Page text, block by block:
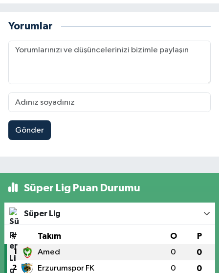
Yorumlar
Gönder
Süper Lig Puan Durumu
Süper Lig
# Takım O P
1 Amed 0 0
2 Erzurumspor FK 0 0